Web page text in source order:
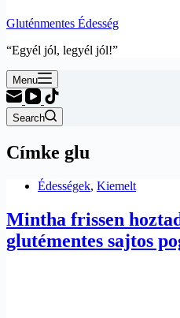
Gluténmentes Édesség
“Egyél jól, legyél jól!”
Menu
Search
Címke glu
Édességek, Kiemelt
Mintha frissen
glutémentes sajtos